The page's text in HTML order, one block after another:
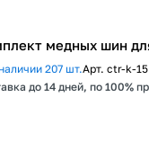
медных шин
207 шт.Арт. ctr-k-15
до 14 дней, по 100%